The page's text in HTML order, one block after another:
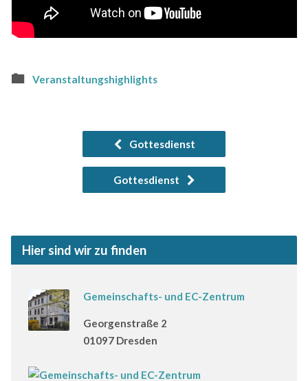
Veranstaltungshighlights
Gottesdienst
Gottesdienst
Hier sind wir zu finden
Gemeinschafts- und EC-Zentrum
Georgenstraße 2
01097 Dresden